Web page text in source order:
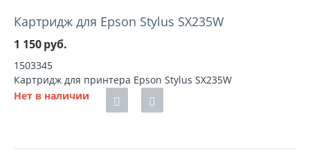
Картридж для Epson Stylus SX235W
1 150руб.
1503345
Картридж для принтера Epson Stylus SX235W
Нет в наличии